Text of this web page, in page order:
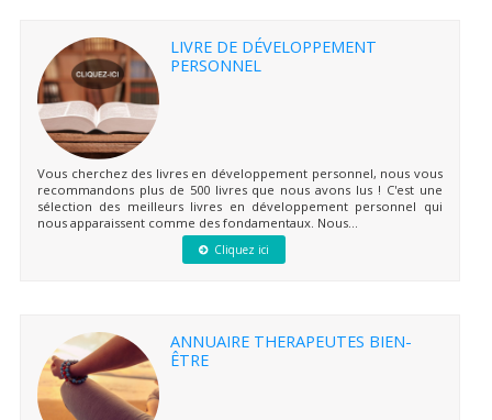
LIVRE DE DÉVELOPPEMENT
PERSONNEL
Vous cherchez des livres en développement personnel, nous vous
recommandons plus de 500 livres que nous avons lus ! C'est une
sélection des meilleurs livres en développement personnel qui
nous apparaissent comme des fondamentaux. Nous...
Cliquez ici
ANNUAIRE THERAPEUTES BIEN-
ÊTRE